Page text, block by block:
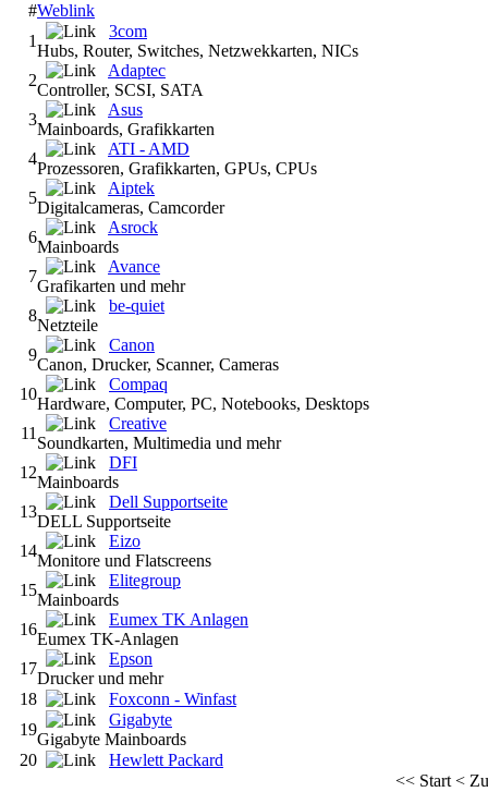
#Weblink
1
3com
Hubs, Router, Switches, Netzwekkarten, NICs
2
Adaptec
Controller, SCSI, SATA
3
Asus
Mainboards, Grafikkarten
4
ATI - AMD
Prozessoren, Grafikkarten, GPUs, CPUs
5
Aiptek
Digitalcameras, Camcorder
6
Asrock
Mainboards
7
Avance
Grafikarten und mehr
8
be-quiet
Netzteile
9
Canon
Canon, Drucker, Scanner, Cameras
10
Compaq
Hardware, Computer, PC, Notebooks, Desktops
11
Creative
Soundkarten, Multimedia und mehr
12
DFI
Mainboards
13
Dell Supportseite
DELL Supportseite
14
Eizo
Monitore und Flatscreens
15
Elitegroup
Mainboards
16
Eumex TK Anlagen
Eumex TK-Anlagen
17
Epson
Drucker und mehr
18
Foxconn - Winfast
19
Gigabyte
Gigabyte Mainboards
20
Hewlett Packard
<< Start<